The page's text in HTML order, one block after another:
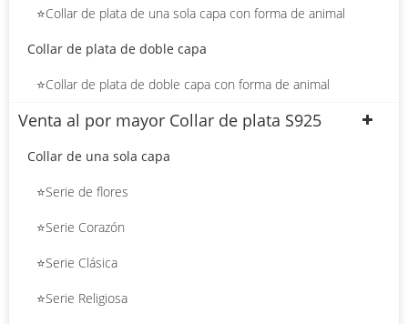
⭐Collar de plata de una sola capa con forma de animal
Collar de plata de doble capa
⭐Collar de plata de doble capa con forma de animal
Venta al por mayor Collar de plata S925
Collar de una sola capa
⭐Serie de flores
⭐Serie Corazón
⭐Serie Clásica
⭐Serie Religiosa